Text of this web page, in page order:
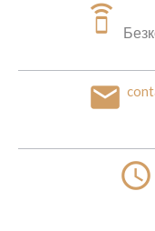
speaker_phone
email
access_time